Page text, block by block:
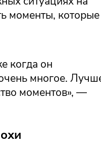
моменты, которые
когда он
многое.
моментов», —